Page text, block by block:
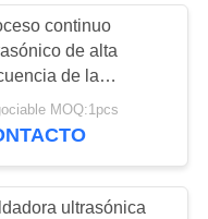
la
continuo
de alta
de la
por puntos
MOQ:1pcs
ultrasónica